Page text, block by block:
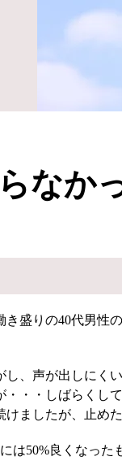
なか
き盛りの40代男性
し、声が出しにく
・・・しばらくし
ましたが、止め
は50%良くなっ